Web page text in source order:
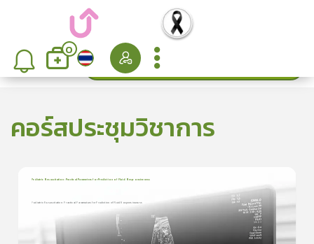
0
เรียงลำดับ
คอร์สประชุมวิชาการ
Pediatric Resuscitation: Practical Parameters for Prediction of Fluid Responsiveness
Pediatric Resuscitation: Practical Parameters for Prediction of Fluid Responsiveness
1 บทเรียน 48นาที ใบประกาศนียบัตร
Pediatric Resuscitation: Practical Parameters for Prediction of
Fluid Responsive ... 199